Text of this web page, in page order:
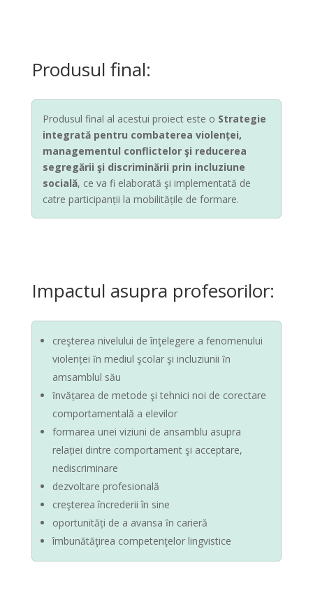
Produsul final:
Produsul final al acestui proiect este o Strategie
integrată pentru combaterea violenței,
managementul conflictelor şi reducerea
segregării şi discriminării prin incluziune
socială, ce va fi elaborată şi implementată de
catre participanții la mobilitățile de formare.
Impactul asupra profesorilor:
creşterea nivelului de înţelegere a fenomenului
violenței ȋn mediul şcolar şi incluziunii ȋn
amsamblul său
ȋnvățarea de metode şi tehnici noi de corectare
comportamentală a elevilor
formarea unei viziuni de ansamblu asupra
relației dintre comportament şi acceptare,
nediscriminare
dezvoltare profesională
creşterea încrederii în sine
oportunități de a avansa ȋn carieră
îmbunătăţirea competenţelor lingvistice